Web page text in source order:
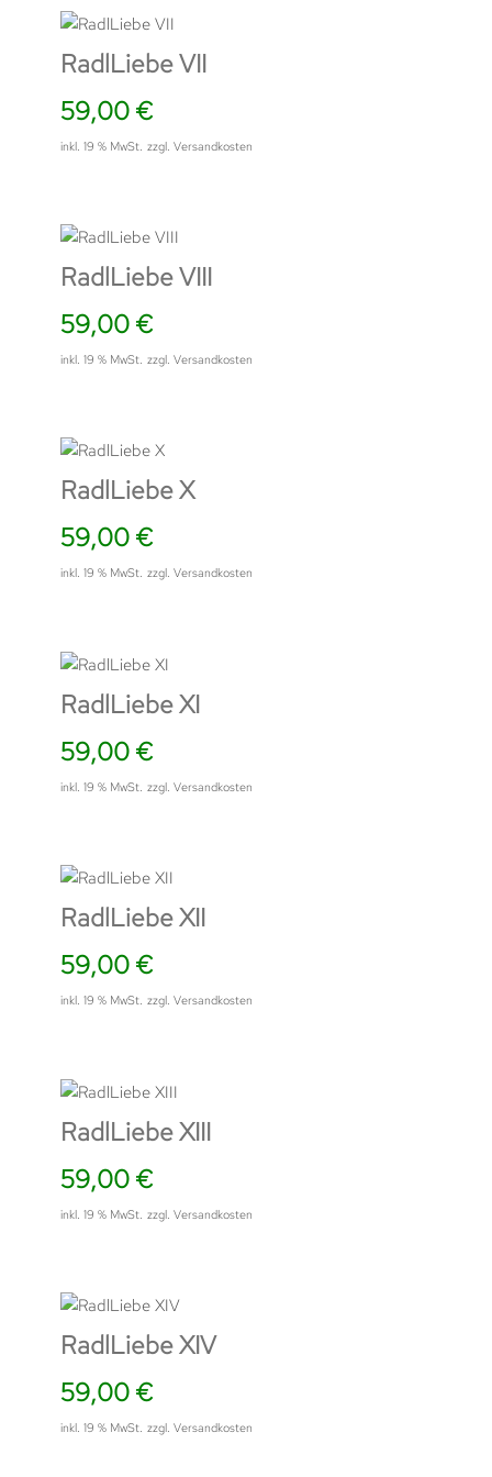
RadlLiebe VII
59,00 €
inkl. 19 % MwSt. zzgl. Versandkosten
RadlLiebe VIII
59,00 €
inkl. 19 % MwSt. zzgl. Versandkosten
RadlLiebe X
59,00 €
inkl. 19 % MwSt. zzgl. Versandkosten
RadlLiebe XI
59,00 €
inkl. 19 % MwSt. zzgl. Versandkosten
RadlLiebe XII
59,00 €
inkl. 19 % MwSt. zzgl. Versandkosten
RadlLiebe XIII
59,00 €
inkl. 19 % MwSt. zzgl. Versandkosten
RadlLiebe XIV
59,00 €
inkl. 19 % MwSt. zzgl. Versandkosten